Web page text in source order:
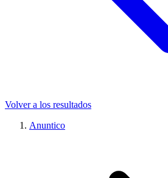
Volver a los resultados
Anuntico